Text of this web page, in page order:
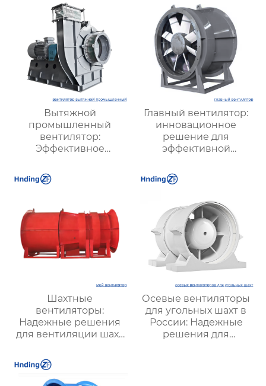
Вытяжной
промышленный
вентилятор:
Эффективное
надежной вентиляции
Главный вентилятор:
инновационное
решение для
эффективной
оптимизации работы
Шахтные
вентиляторы:
Надежные решения
для вентиляции шахт
| Купить с доставкой
Осевые вентиляторы
для угольных шахт в
России: Надежные
решения для